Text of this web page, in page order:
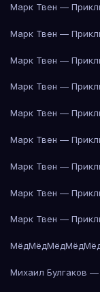
Марк Твен —
Марк Твен —
Марк Твен —
Марк Твен —
Марк Твен —
Марк Твен —
Марк Твен —
Марк Твен —
Марк Твен —
МёдМёдМёдМёд
Михаил Булгаков